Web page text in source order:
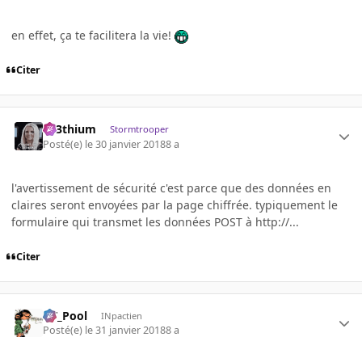
en effet, ça te facilitera la vie!
Citer
L33thium Stormtrooper
Posté(e) le 30 janvier 20188 a
l'avertissement de sécurité c'est parce que des données en
claires seront envoyées par la page chiffrée. typiquement le
formulaire qui transmet les données POST à http://...
Citer
DT_Pool INpactien
Posté(e) le 31 janvier 20188 a